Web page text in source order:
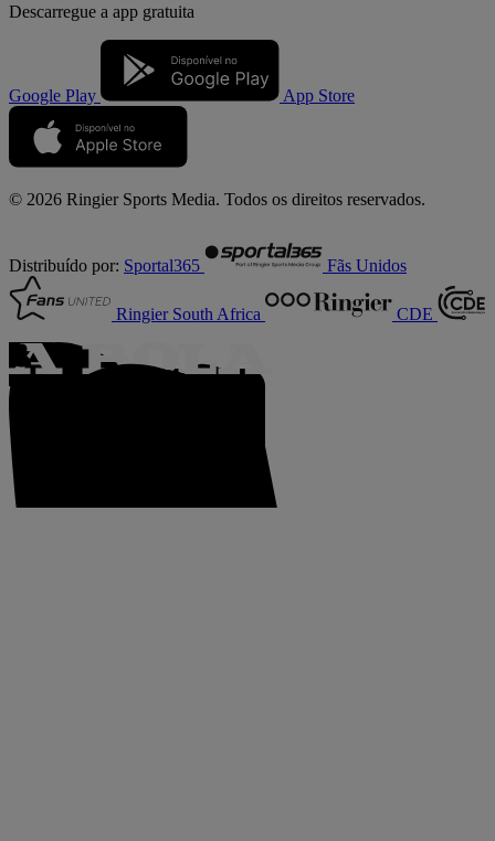
Descarregue a app gratuita
Google Play App Store
© 2026 Ringier Sports Media. Todos os direitos reservados.
Distribuído por: Sportal365 Fãs Unidos
Ringier South Africa CDE